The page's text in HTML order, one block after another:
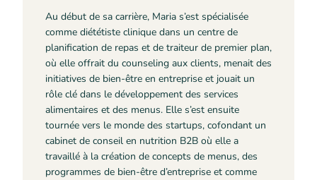
Au début de sa carrière, Maria s’est spécialisée
comme diététiste clinique dans un centre de
planification de repas et de traiteur de premier plan,
où elle offrait du counseling aux clients, menait des
initiatives de bien-être en entreprise et jouait un
rôle clé dans le développement des services
alimentaires et des menus. Elle s’est ensuite
tournée vers le monde des startups, cofondant un
cabinet de conseil en nutrition B2B où elle a
travaillé à la création de concepts de menus, des
programmes de bien-être d’entreprise et comme